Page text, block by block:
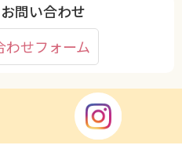
問い合わせ
わせフォーム